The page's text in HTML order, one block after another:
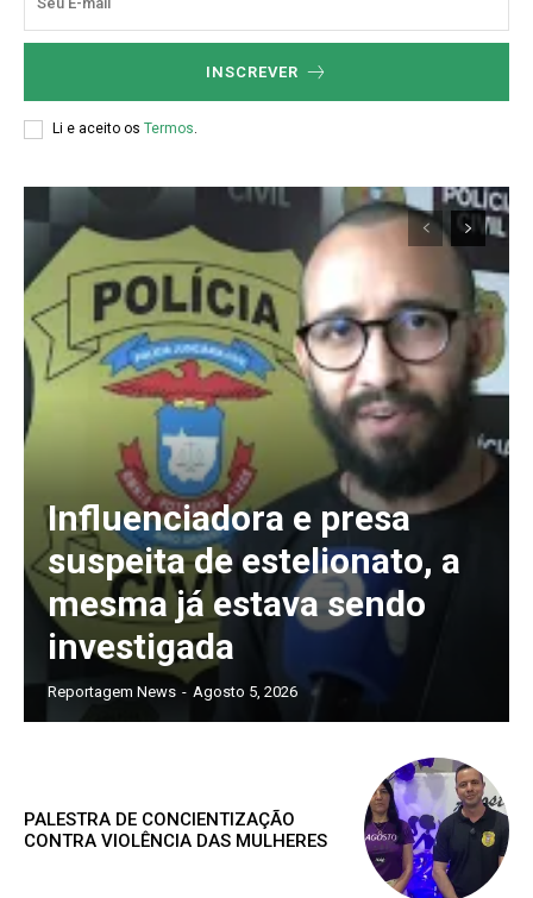
Premium
R$100 / ano
Acesso as notícias publicas
Acesso a comentários
Notícias exclusivas
ANUAL MENSAL
INSCREVER
Li e aceito os Termos.
Influenciadora e presa
suspeita de estelionato, a
mesma já estava sendo
investigada
Reportagem News - Agosto 5, 2026
PALESTRA DE CONCIENTIZAÇÃO
CONTRA VIOLÊNCIA DAS MULHERES